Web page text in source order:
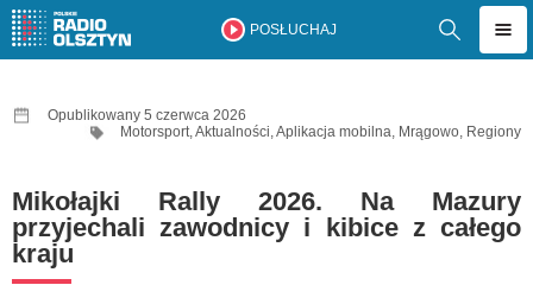
POSŁUCHAJ
Opublikowany 5 czerwca 2026
Motorsport,Aktualności,Aplikacja mobilna, Mrągowo, Regiony
Mikołajki Rally 2026. Na Mazury
przyjechali zawodnicy i kibice z całego
kraju